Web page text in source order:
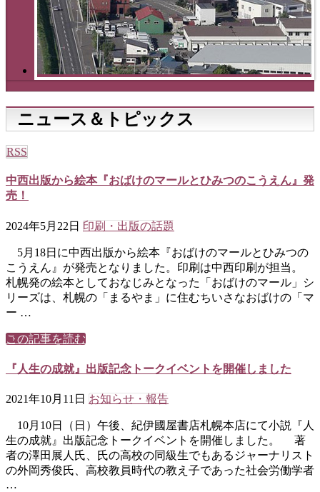
ニュース＆トピックス
RSS
中西出版から絵本『おばけのマールとひみつのこうえん』発
売！
2024年5月22日 印刷・出版の話題
5月18日に中西出版から絵本『おばけのマールとひみつの
こうえん』が発売となりました。印刷は中西印刷が担当。
札幌発の絵本としておなじみとなった「おばけのマール」シ
リーズは、札幌の「まるやま」に住むちいさなおばけの「マ
ー …
この記事を読む
『人生の成就』出版記念トークイベントを開催しました
2021年10月11日 お知らせ・報告
10月10日（日）午後、紀伊國屋書店札幌本店にて小説『人
生の成就』出版記念トークイベントを開催しました。 著
者の澤田展人氏、氏の高校の同級生でもあるジャーナリスト
の外岡秀俊氏、高校教員時代の教え子であった社会労働学者
…